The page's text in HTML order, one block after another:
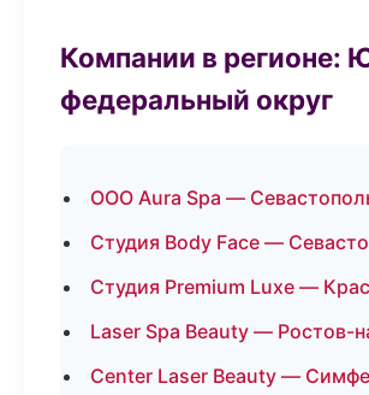
Компании в регионе:
федеральный округ
ООО Aura Spa —
Студия Body Face —
Студия Premium Luxe —
Laser Spa Beauty — Ростов-
Center Laser Beauty —